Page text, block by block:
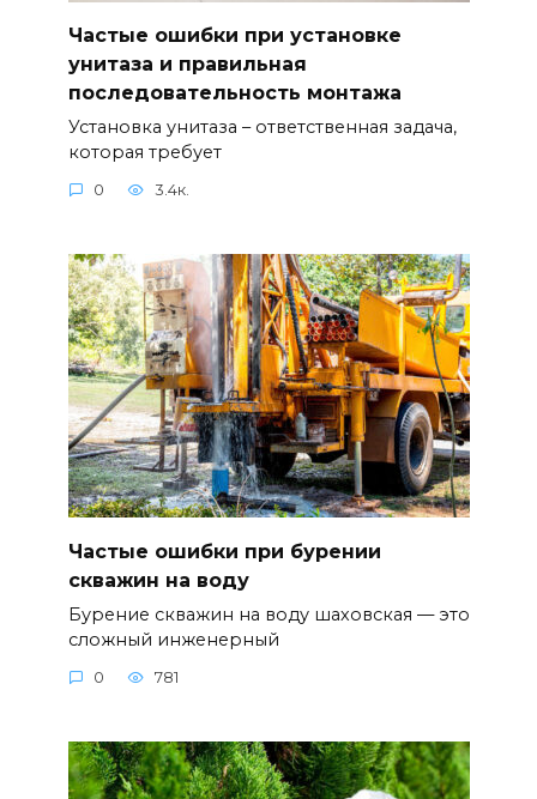
Частые ошибки при установке
унитаза и правильная
последовательность монтажа
Установка унитаза – ответственная задача,
которая требует
0 3.4к.
Частые ошибки при бурении
скважин на воду
Бурение скважин на воду шаховская — это
сложный инженерный
0 781